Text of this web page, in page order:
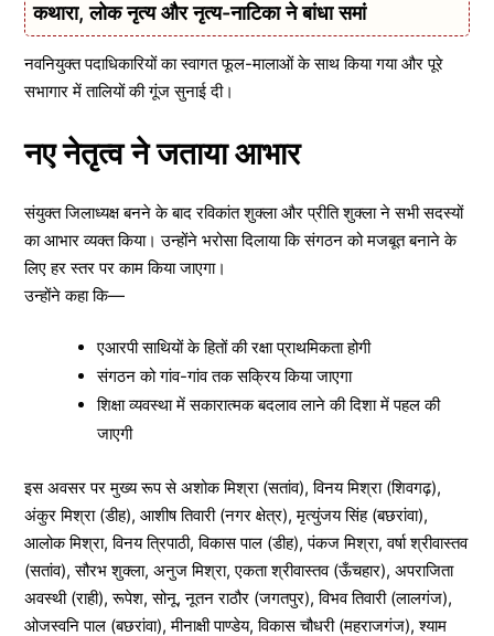
कथारा, लोक नृत्य और नृत्य-नाटिका ने बांधा समां
नवनियुक्त पदाधिकारियों का स्वागत फूल-मालाओं के साथ किया गया और पूरे
सभागार में तालियों की गूंज सुनाई दी।
नए नेतृत्व ने जताया आभार
संयुक्त जिलाध्यक्ष बनने के बाद रविकांत शुक्ला और प्रीति शुक्ला ने सभी सदस्यों
का आभार व्यक्त किया। उन्होंने भरोसा दिलाया कि संगठन को मजबूत बनाने के
लिए हर स्तर पर काम किया जाएगा।
उन्होंने कहा कि—
एआरपी साथियों के हितों की रक्षा प्राथमिकता होगी
संगठन को गांव-गांव तक सक्रिय किया जाएगा
शिक्षा व्यवस्था में सकारात्मक बदलाव लाने की दिशा में पहल की
जाएगी
इस अवसर पर मुख्य रूप से अशोक मिश्रा (सतांव), विनय मिश्रा (शिवगढ़),
अंकुर मिश्रा (डीह), आशीष तिवारी (नगर क्षेत्र), मृत्युंजय सिंह (बछरांवा),
आलोक मिश्रा, विनय त्रिपाठी, विकास पाल (डीह), पंकज मिश्रा, वर्षा श्रीवास्तव
(सतांव), सौरभ शुक्ला, अनुज मिश्रा, एकता श्रीवास्तव (ऊँचहार), अपराजिता
अवस्थी (राही), रूपेश, सोनू, नूतन राठौर (जगतपुर), विभव तिवारी (लालगंज),
ओजस्वनि पाल (बछरांवा), मीनाक्षी पाण्डेय, विकास चौधरी (महराजगंज), श्याम